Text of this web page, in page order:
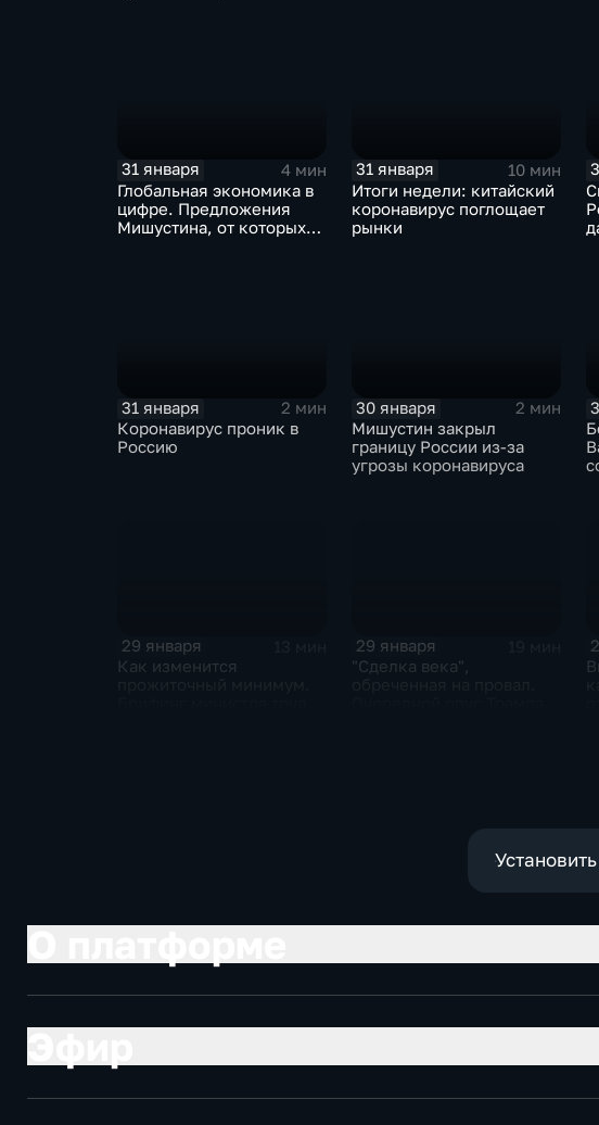
31 января
4 мин
Глобальная экономика в
цифре. Предложения
Мишустина, от которых
31 января
10 мин
Итоги недели: китайский
коронавирус поглощает
рынки
31 января
2 мин
Коронавирус проник в
Россию
30 января
2 мин
Мишустин закрыл
границу России из-за
угрозы коронавируса
29 января
Как изменится
29 января
"Сделка века",